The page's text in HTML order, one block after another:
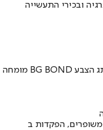
ובכירי התעשייה